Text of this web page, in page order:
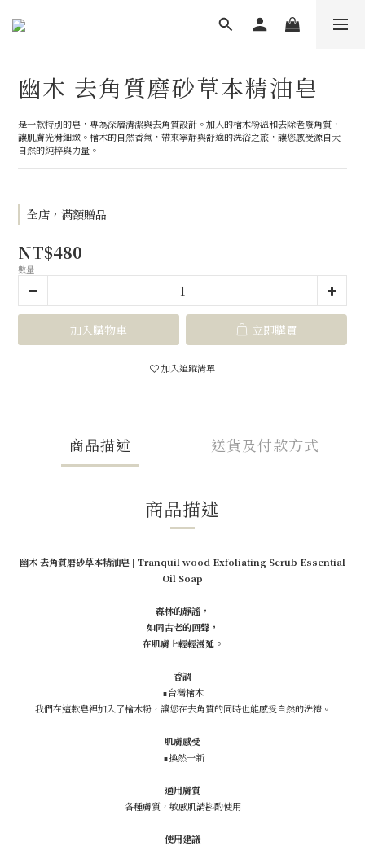
幽木 去角質磨砂草本精油皂
是一款特別的皂，專為深層清潔與去角質設計。加入的檜木粉溫和去除老廢角質，
讓肌膚光滑細緻。檜木的自然香氣，帶來寧靜與舒適的洗浴之旅，讓您感受源自大
自然的純粹與力量。
全店，滿額贈品
NT$480
數量
加入購物車 立即購買
加入追蹤清單
商品描述 送貨及付款方式
商品描述
幽木 去角質磨砂草本精油皂 | Tranquil wood Exfoliating Scrub Essential
Oil Soap
森林的靜謐，
如同古老的回聲，
在肌膚上輕輕漫延。
香調
∎台灣檜木
我們在這款皂裡加入了檜木粉，讓您在去角質的同時也能感受自然的洗禮。
肌膚感受
∎換然一新
適用膚質
各種膚質，敏感肌請斟酌使用
使用建議